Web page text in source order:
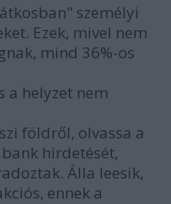
személyi
Ezek, mivel nem
mind 36%-os
a helyzet nem
földről, olvassa a
hirdetését,
Álla leesik,
ennek a